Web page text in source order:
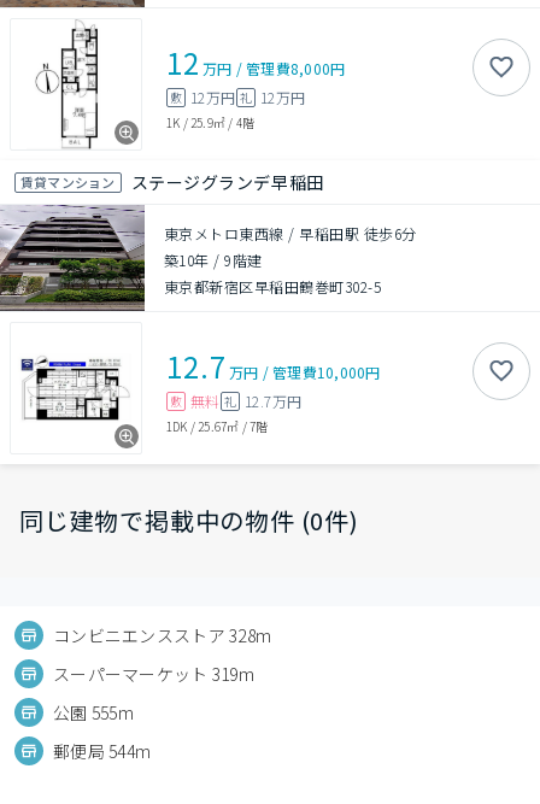
12 万円 /管理費8,000円
敷 12万円 礼 12万円
1K / 25.9㎡ / 4階
賃貸マンション ステージグランデ早稲田
東京メトロ東西線 / 早稲田駅 徒歩6分
築10年 /9階建
東京都新宿区早稲田鶴巻町302-5
12.7 万円 /管理費10,000円
敷 無料 礼 12.7万円
1DK / 25.67㎡ /7階
同じ建物で掲載中の物件 (0件)
コンビニエンスストア 328m
スーパーマーケット 319m
公園 555m
郵便局 544m